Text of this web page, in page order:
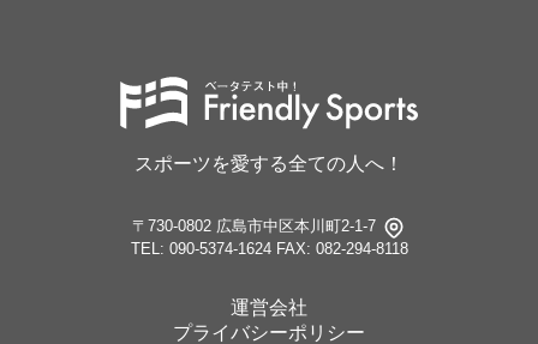
スポーツを愛する全ての人へ！
〒730-0802 広島市中区本川町2-1-7
TEL: 090-5374-1624 FAX: 082-294-8118
運営会社
プライバシーポリシー